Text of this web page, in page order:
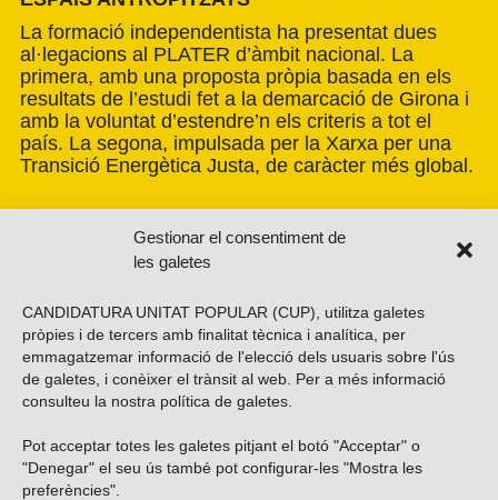
Gestionar el consentiment de
les galetes
CANDIDATURA UNITAT POPULAR (CUP), utilitza galetes
pròpies i de tercers amb finalitat tècnica i analítica, per
emmagatzemar informació de l'elecció dels usuaris sobre l'ús
de galetes, i conèixer el trànsit al web. Per a més informació
consulteu la nostra política de galetes
Pot acceptar totes les galetes pitjant el botó "Acceptar" o
"Denegar" el seu ús també pot configurar-les "Mostra les
preferències".
La formació independentista ha presentat dues
al·legacions al PLATER d’àmbit nacional. La
primera, amb una proposta pròpia basada en els
resultats de l’estudi fet a la demarcació de Girona i
amb la voluntat d’estendre’n els criteris a tot el
país. La segona, impulsada per la Xarxa per una
Transició Energètica Justa, de caràcter més global.
Vols subscriure’t al nostre butlletí?